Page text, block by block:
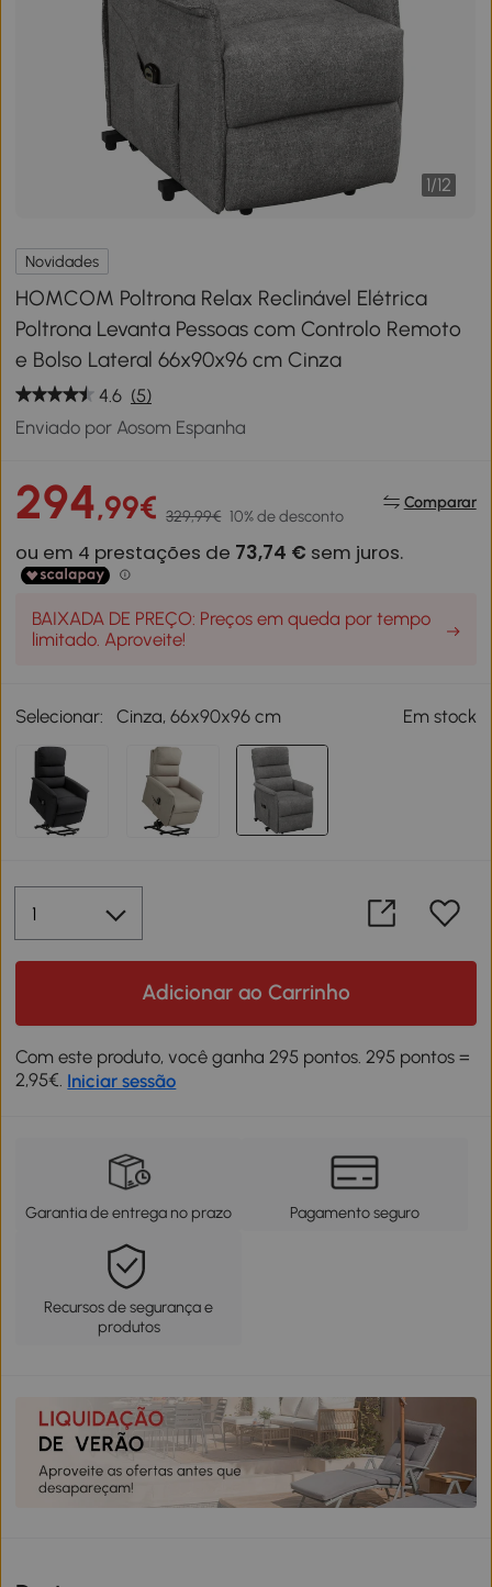
1/12
Novidades
HOMCOM Poltrona Relax Reclinável Elétrica
Poltrona Levanta Pessoas com Controlo Remoto
e Bolso Lateral 66x90x96 cm Cinza
4.6 (5)
Enviado por Aosom Espanha
294,99€ 329,99€ 10% de desconto
Comparar
BAIXADA DE PREÇO: Preços em queda por tempo
limitado. Aproveite!
Selecionar: Cinza, 66x90x96 cm Em stock
Adicionar ao Carrinho
Com este produto, você ganha 295 pontos. 295 pontos =
2,95€. Iniciar sessão
Garantia de entrega no prazo Pagamento seguro
Recursos de segurança e
produtos